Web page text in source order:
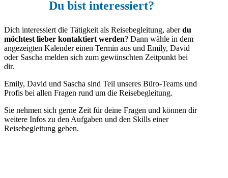
Du bist interessiert?
Dich interessiert die Tätigkeit als Reisebegleitung, aberdu
möchtest lieber kontaktiert werden? Dann wähle in dem
angezeigten Kalender einen Termin aus und Emily, David
oder Sascha melden sich zum gewünschten Zeitpunkt bei
dir.
Emily, David und Sascha sind Teil unseres Büro-Teams und
Profis bei allen Fragen rund um die Reisebegleitung.
Sie nehmen sich gerne Zeit für deine Fragen und können dir
weitere Infos zu den Aufgaben und den Skills einer
Reisebegleitung geben.